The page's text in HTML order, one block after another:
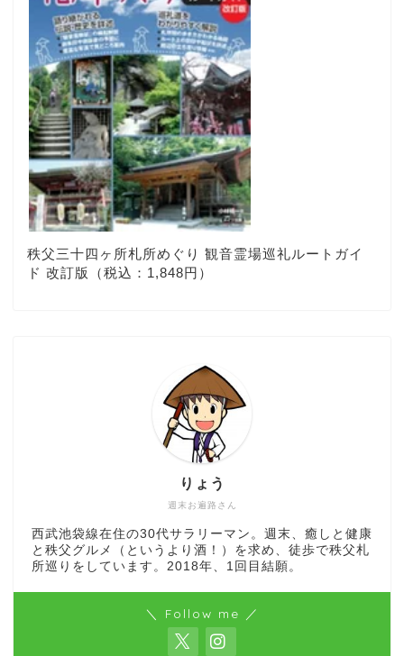
秩父三十四ヶ所札所めぐり 観音霊場巡礼ルートガイ
ド 改訂版（税込：1,848円）
週末お遍路さん
りょう
西武池袋線在住の30代サラリーマン。週末、癒しと健康
と秩父グルメ（というより酒！）を求め、徒歩で秩父札
所巡りをしています。2018年、1回目結願。
＼ Follow me ／